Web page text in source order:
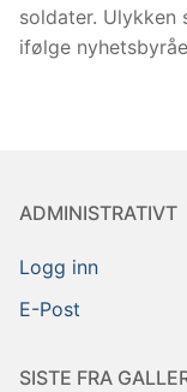
soldater. Ulykken
ifølge
ADMINISTRATIVT
Logg inn
E-Post
SISTE FRA